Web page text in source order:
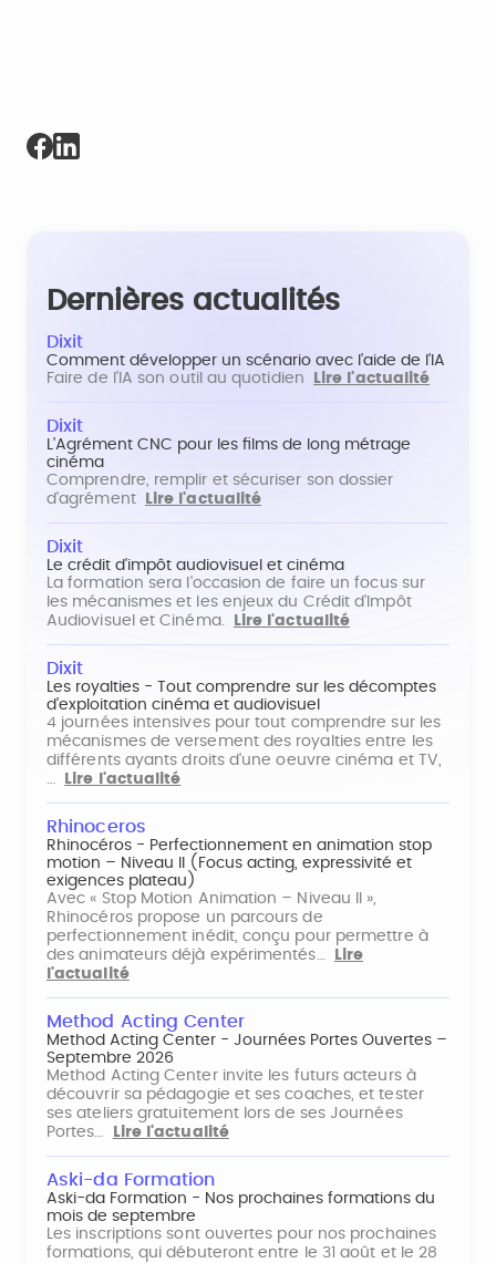
Dernières actualités
Dixit
Comment développer un scénario avec l'aide de l'IA
Faire de l'IA son outil au quotidien
Lire l'actualité
Dixit
L'Agrément CNC pour les films de long métrage
cinéma
Comprendre, remplir et sécuriser son dossier
d'agrément
Lire l'actualité
Dixit
Le crédit d'impôt audiovisuel et cinéma
La formation sera l'occasion de faire un focus sur
les mécanismes et les enjeux du Crédit d'Impôt
Audiovisuel et Cinéma.
Lire l'actualité
Dixit
Les royalties - Tout comprendre sur les décomptes
d'exploitation cinéma et audiovisuel
4 journées intensives pour tout comprendre sur les
mécanismes de versement des royalties entre les
différents ayants droits d'une oeuvre cinéma et TV,
…
Lire l'actualité
Rhinoceros
Rhinocéros - Perfectionnement en animation stop
motion – Niveau II (Focus acting, expressivité et
exigences plateau)
Avec « Stop Motion Animation – Niveau II »,
Rhinocéros propose un parcours de
perfectionnement inédit, conçu pour permettre à
des animateurs déjà expérimentés…
Lire
l'actualité
Method Acting Center
Method Acting Center - Journées Portes Ouvertes –
Septembre 2026
Method Acting Center invite les futurs acteurs à
découvrir sa pédagogie et ses coaches, et tester
ses ateliers gratuitement lors de ses Journées
Portes…
Lire l'actualité
Aski-da Formation
Aski-da Formation - Nos prochaines formations du
mois de septembre
Les inscriptions sont ouvertes pour nos prochaines
formations, qui débuteront entre le 31 août et le 28